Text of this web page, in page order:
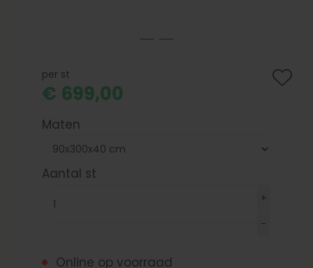
per st
€ 699,00
Maten
Aantal st
Online op voorraad